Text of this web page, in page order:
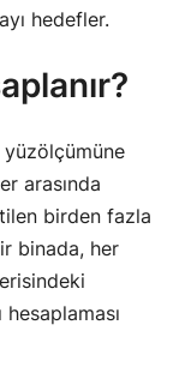
hedefler.
yüzölçümüne
arasında
birden fazla
binada, her